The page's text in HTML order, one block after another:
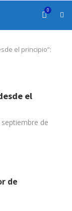
0
el principio”:
el
septiembre de
de